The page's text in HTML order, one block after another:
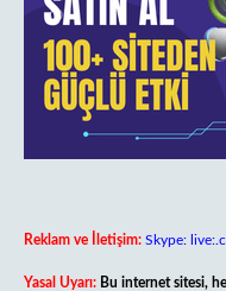
Reklam ve İletişim: Skype:
Yasal Uyarı: Bu internet sitesi,